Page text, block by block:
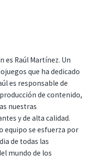
es Raúl Martínez. Un
que ha dedicado
es responsable de
de contenido,
nuestras
y de alta calidad.
equipo se esfuerza por
de todas las
mundo de los